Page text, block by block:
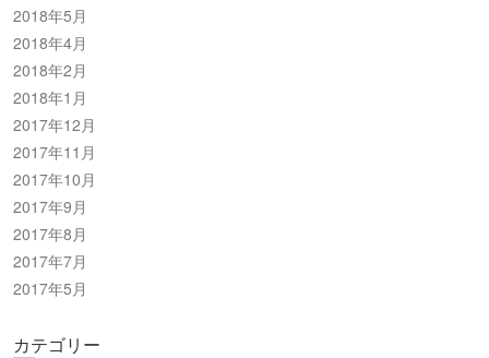
2018年5月
2018年4月
2018年2月
2018年1月
2017年12月
2017年11月
2017年10月
2017年9月
2017年8月
2017年7月
2017年5月
カテゴリー